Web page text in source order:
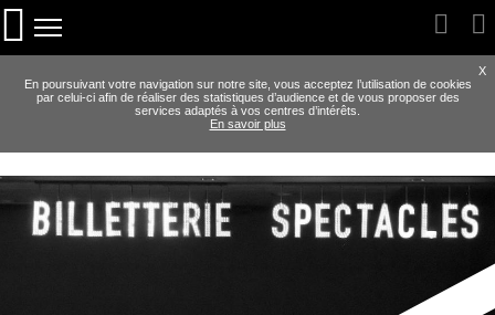
En poursuivant votre navigation sur notre site, vous acceptez l’utilisation de cookies
par celui-ci afin de réaliser des statistiques d’audience et de vous proposer des
services adaptés à vos centres d’intérêts.
En savoir plus
X